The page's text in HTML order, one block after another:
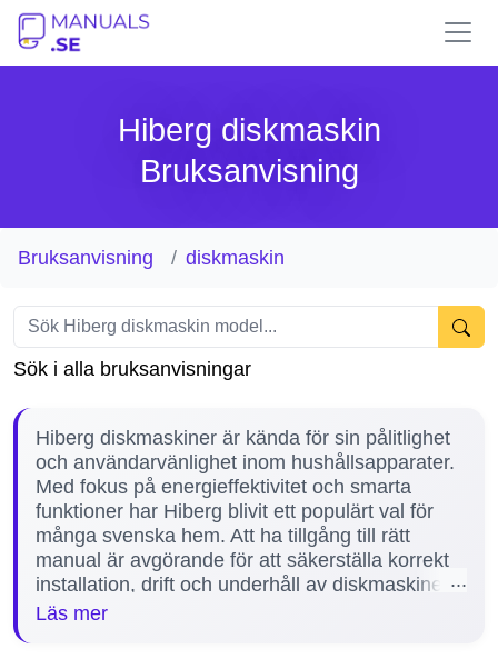
Hiberg diskmaskin
Bruksanvisning
Bruksanvisning diskmaskin
Sök i alla bruksanvisningar
Hiberg diskmaskiner är kända för sin pålitlighet
och användarvänlighet inom hushållsapparater.
Med fokus på energieffektivitet och smarta
funktioner har Hiberg blivit ett populärt val för
många svenska hem. Att ha tillgång till rätt
manual är avgörande för att säkerställa korrekt
installation, drift och underhåll av diskmaskinen,
vilket förlänger dess livslängd och förbättrar
Läs mer